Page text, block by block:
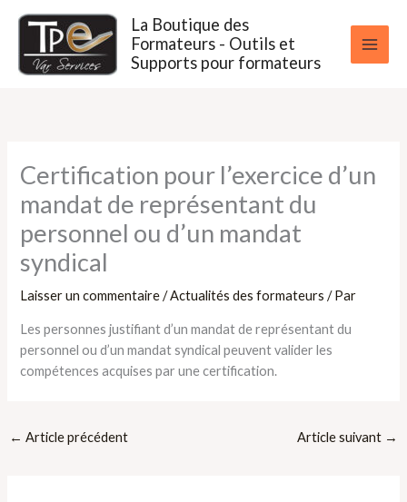
contenu
La Boutique des
Formateurs - Outils et
Supports pour formateurs
Certification pour l’exercice d’un
mandat de représentant du
personnel ou d’un mandat
syndical
Laisser un commentaire /Actualités des formateurs / Par
Les personnes justifiant d’un mandat de représentant du
personnel ou d’un mandat syndical peuvent valider les
compétences acquises par une certification.
← Article précédent Article suivant →